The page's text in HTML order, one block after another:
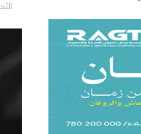
الأحد/09/